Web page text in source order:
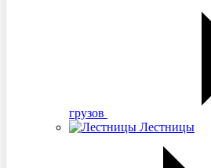
грузов
Лестницы